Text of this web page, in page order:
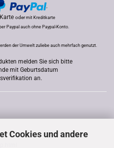
Cookies und andere
,
odermit Kreditkarte
Paypal auch ohne Paypal-Konto.
der Umwelt zuliebe auch mehrfach genutzt.
melden Sie sich bitte
mit Geburtsdatum
an.